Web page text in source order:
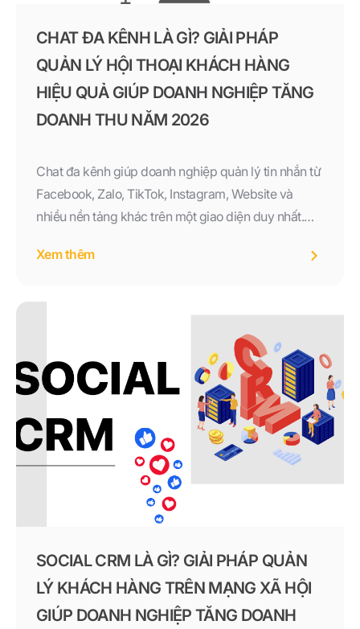
CHAT ĐA KÊNH LÀ GÌ? GIẢI PHÁP
QUẢN LÝ HỘI THOẠI KHÁCH HÀNG
HIỆU QUẢ GIÚP DOANH NGHIỆP TĂNG
DOANH THU NĂM 2026
Chat đa kênh giúp doanh nghiệp quản lý tin nhắn từ
Facebook, Zalo, TikTok, Instagram, Website và
nhiều nền tảng khác trên một giao diện duy nhất.
kênh hiệu quả để nâng cao trải nghiệm khách hàng
Xem thêm
SOCIAL CRM LÀ GÌ? GIẢI PHÁP QUẢN
LÝ KHÁCH HÀNG TRÊN MẠNG XÃ HỘI
GIÚP DOANH NGHIỆP TĂNG DOANH